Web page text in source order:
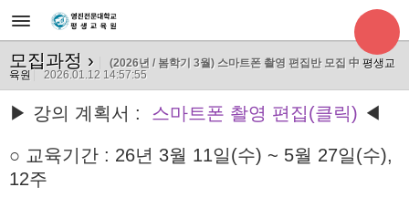
모집과정 › (2026년 / 봄학기 3월) 스마트폰 촬영 편집반 모집 中 평생교
육원
2026.01.12 14:57:55
▶ 강의 계획서 : 스마트폰 촬영 편집(클릭) ◀
○ 교육기간 : 26년 3월 11일(수) ~ 5월 27일(수),
12주